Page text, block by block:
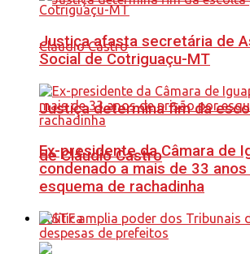
Justiça determina fim da
de Cláudio Castro
Política
Justiça afasta secretária de
Social de Cotriguaçu-MT
Ex-presidente da Câmara de
condenado a mais de 33
esquema de rachadinha